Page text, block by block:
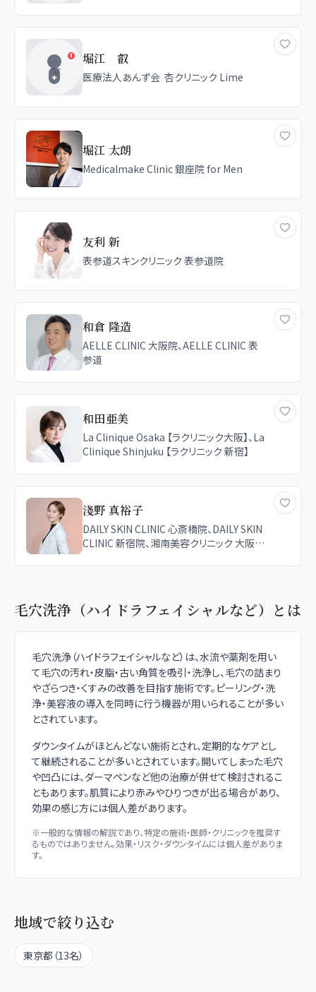
堀江 叡
医療法人あんず会 杏クリニック Lime
堀江 太朗
Medicalmake Clinic 銀座院 for Men
友利 新
表参道スキンクリニック 表参道院
和倉 隆造
AELLE CLINIC 大阪院、AELLE CLINIC 表
参道
和田亜美
La Clinique Osaka 【ラクリニック大阪】、La
Clinique Shinjuku 【ラクリニック 新宿】
淺野 真裕子
DAILY SKIN CLINIC 心斎橋院、DAILY SKIN
CLINIC 新宿院、湘南美容クリニック 大阪駅
毛穴洗浄（ハイドラフェイシャルなど） とは
毛穴洗浄（ハイドラフェイシャルなど）は、水流や薬剤を用い
て毛穴の汚れ・皮脂・古い角質を吸引・洗浄し、毛穴の詰まり
やざらつき・くすみの改善を目指す施術です。ピーリング・洗
浄・美容液の導入を同時に行う機器が用いられることが多い
とされています。
ダウンタイムがほとんどない施術とされ、定期的なケアとし
て継続されることが多いとされています。開いてしまった毛穴
や凹凸には、ダーマペンなど他の治療が併せて検討されるこ
ともあります。肌質により赤みやひりつきが出る場合があり、
効果の感じ方には個人差があります。
※一般的な情報の解説であり、特定の施術・医師・クリニックを推奨す
るものではありません。効果・リスク・ダウンタイムには個人差がありま
す。
地域で絞り込む
東京都 （13名）